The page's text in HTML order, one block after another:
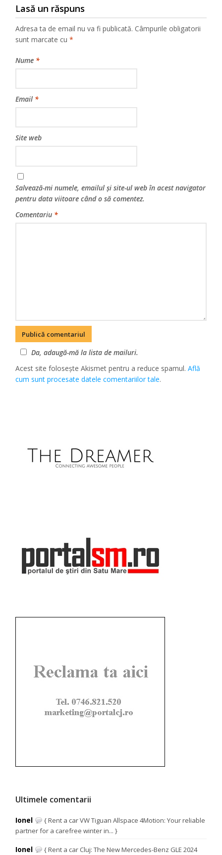
Lasă un răspuns
Adresa ta de email nu va fi publicată. Câmpurile obligatorii
sunt marcate cu*
Nume *
Email *
Site web
Salvează-mi numele, emailul și site-ul web în acest navigator
pentru data viitoare când o să comentez.
Comentariu *
Da, adaugă-mă la lista de mailuri.
Acest site folosește Akismet pentru a reduce spamul.Află
cum sunt procesate datele comentariilor tale.
Ultimele comentarii
Ionel
{ Rent a car VW Tiguan Allspace 4Motion: Your reliable
partner for a carefree winter in... }
Ionel
{ Rent a car Cluj: The New Mercedes-Benz GLE 2024